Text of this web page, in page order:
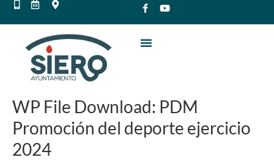
WP File Download: PDM
Promoción del deporte ejercicio
2024